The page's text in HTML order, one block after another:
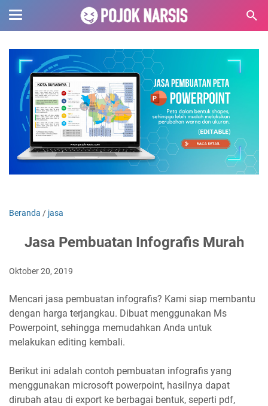
Beranda / jasa
Jasa Pembuatan Infografis Murah
Oktober 20, 2019
Mencari jasa pembuatan infografis? Kami siap membantu
dengan harga terjangkau. Dibuat menggunakan Ms
Powerpoint, sehingga memudahkan Anda untuk
melakukan editing kembali.
Berikut ini adalah contoh pembuatan infografis yang
menggunakan microsoft powerpoint, hasilnya dapat
dirubah atau di export ke berbagai bentuk, seperti pdf,